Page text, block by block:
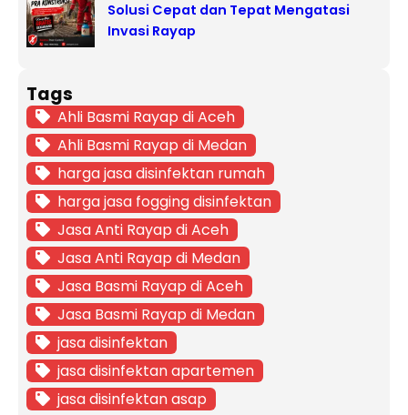
Solusi Cepat dan Tepat Mengatasi
Invasi Rayap
Tags
Ahli Basmi Rayap di Aceh
Ahli Basmi Rayap di Medan
harga jasa disinfektan rumah
harga jasa fogging disinfektan
Jasa Anti Rayap di Aceh
Jasa Anti Rayap di Medan
Jasa Basmi Rayap di Aceh
Jasa Basmi Rayap di Medan
jasa disinfektan
jasa disinfektan apartemen
jasa disinfektan asap